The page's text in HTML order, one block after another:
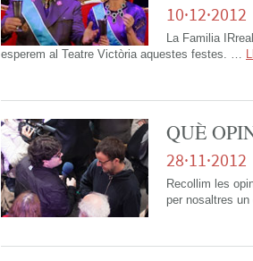
10·12·2012
La Familia
esperem al Teatre Victòria aquestes festes. …
QUÈ
28·11·2012
Recollim les
per nosaltres